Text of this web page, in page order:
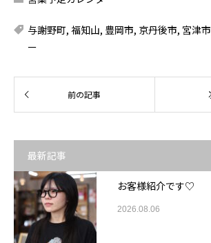
与謝野町, 福知山, 豊岡市, 京丹後市, 宮津市
ー
最新記事
お客様紹介です♡
2026.08.06